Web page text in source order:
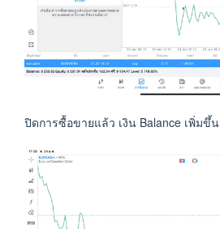
ปิดการซื้อขายแล้ว เงิน Balance เพิ่มขึ้น